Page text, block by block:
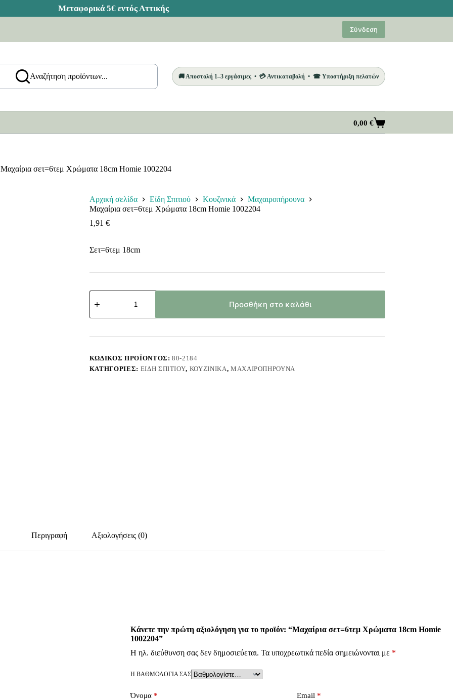
Σύνδεση
Αναζήτηση προϊόντων... 🚚 Αποστολή 1–3 εργάσιμες • 💳 Αντικαταβολή • ☎ Υποστήριξη πελατών
Καλάθι
Αγορών
0,00 €
Μαχαίρια σετ=6τεμ Χρώματα 18cm Homie 1002204
Αρχική σελίδα Είδη Σπιτιού Κουζινικά
Μαχαιροπήρουνα
Μαχαίρια σετ=6τεμ Χρώματα 18cm Homie 1002204
1,91 €
Σετ=6τεμ 18cm
Μαχαίρια
σετ=6τεμ
18cm
1002204
Προσθήκη στο καλάθι
ΚΩΔΙΚΌΣ ΠΡΟΪΌΝΤΟΣ:80-2184
ΚΑΤΗΓΟΡΊΕΣ: ΕΊΔΗ ΣΠΙΤΙΟΎ, ΚΟΥΖΙΝΙΚΆ, ΜΑΧΑΙΡΟΠΉΡΟΥΝΑ
Περιγραφή Αξιολογήσεις (0)
Κάνετε την πρώτη αξιολόγηση για το προϊόν: “Μαχαίρια σετ=6τεμ Χρώματα 18cm Homie
1002204”
Η ηλ. διεύθυνση σας δεν δημοσιεύεται. Τα υποχρεωτικά πεδία σημειώνονται με *
Η ΒΑΘΜΟΛΟΓΊΑ ΣΑΣ
Όνομα* Email *